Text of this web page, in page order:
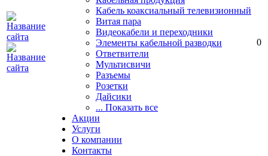
Кабель коаксиальный телевизионный
Витая пара
Видеокабели и переходники
Элементы кабельной разводки
Ответвители
Мультисвичи
Разъемы
Розетки
Дайсики
... Показать все
Акции
Услуги
О компании
Контакты
0